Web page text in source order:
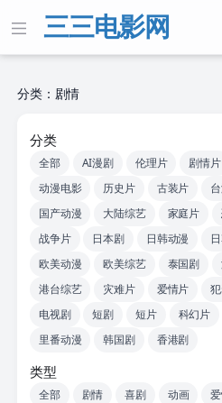
三三电影网
分类：剧情
分类
全部 AI漫剧 伦理片 剧情片
动漫电影
历史片 古装片
国产动漫
大陆综艺 家庭片
战争片
日本剧 日韩动漫
欧美动漫
欧美综艺 泰国剧
港台综艺
灾难片 爱情片
电视剧
短剧 短片 科幻片
里番动漫
韩国剧 香港剧
类型
全部 剧情 喜剧 动画